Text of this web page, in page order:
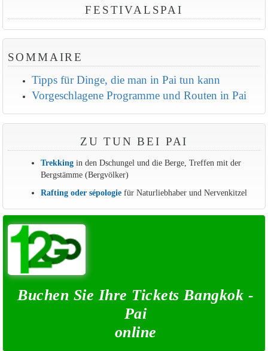
FESTIVALSPAI
SOMMAIRE
Tipps für Dinge, die man in Pai tun kann
Vorgeschlagene Programme und Routen in Pai
ZU TUN BEI PAI
Trekkingin den Dschungel und die Berge, Treffen mit der
Bergstämme (Bergvölker)
Rafting oder sépologiefür Naturliebhaber und Nervenkitzel
Buchen Sie Ihre Tickets Bangkok -
Pai
online